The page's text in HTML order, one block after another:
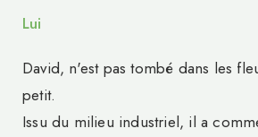
Lui
David, n'est pas tombé dans les
petit.
Issu du milieu industriel, il a